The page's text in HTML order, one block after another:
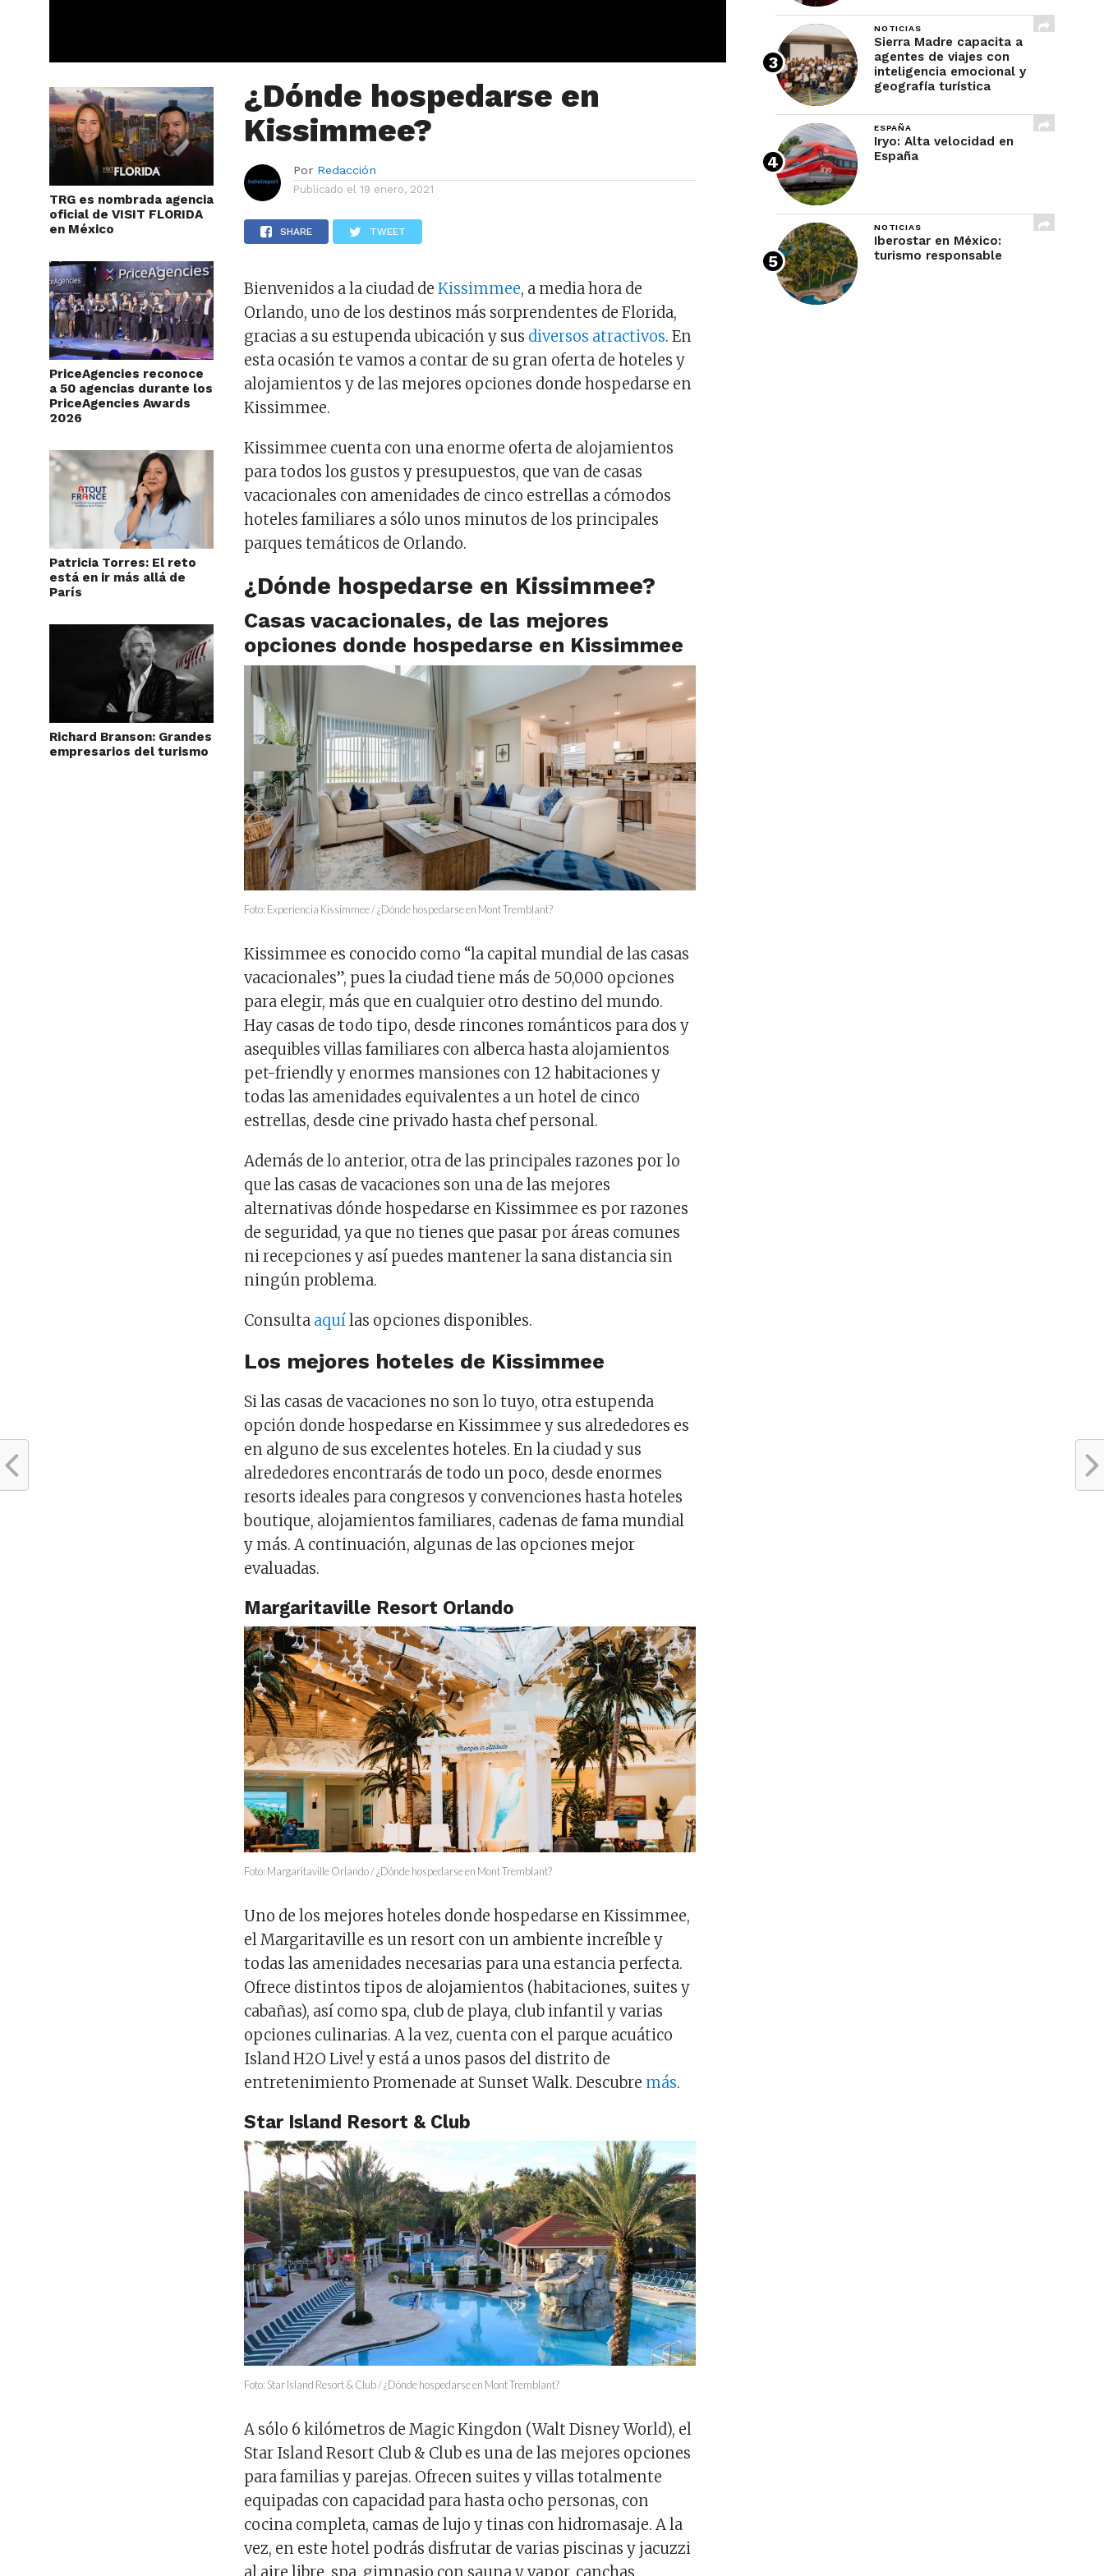
TRG es nombrada agencia
oficial de VISIT FLORIDA
en México
PriceAgencies reconoce
a 50 agencias durante los
PriceAgencies Awards
2026
Patricia Torres: El reto
está en ir más allá de
París
Richard Branson: Grandes
empresarios del turismo
¿Dónde hospedarse en
Kissimmee?
Por Redacción
Publicado el 19 enero, 2021
SHARE TWEET
Bienvenidos a la ciudad deKissimmee, a media hora de
Orlando, uno de los destinos más sorprendentes de Florida,
gracias a su estupenda ubicación y sus diversos atractivos. En
esta ocasión te vamos a contar de su gran oferta de hoteles y
alojamientos y de las mejores opciones donde hospedarse en
Kissimmee.
Kissimmee cuenta con una enorme oferta de alojamientos
para todos los gustos y presupuestos, que van de casas
vacacionales con amenidades de cinco estrellas a cómodos
hoteles familiares a sólo unos minutos de los principales
parques temáticos de Orlando.
¿Dónde hospedarse en Kissimmee?
Casas vacacionales, de las mejores
opciones donde hospedarse en Kissimmee
Foto: Experiencia Kissimmee / ¿Dónde hospedarse en Mont Tremblant?
Kissimmee es conocido como “la capital mundial de las casas
vacacionales”, pues la ciudad tiene más de 50,000 opciones
para elegir, más que en cualquier otro destino del mundo.
Hay casas de todo tipo, desde rincones románticos para dos y
asequibles villas familiares con alberca hasta alojamientos
pet-friendly y enormes mansiones con 12 habitaciones y
todas las amenidades equivalentes a un hotel de cinco
estrellas, desde cine privado hasta chef personal.
Además de lo anterior, otra de las principales razones por lo
que las casas de vacaciones son una de las mejores
alternativas dónde hospedarse en Kissimmee es por razones
de seguridad, ya que no tienes que pasar por áreas comunes
ni recepciones y así puedes mantener la sana distancia sin
ningún problema.
Consulta aquílas opciones disponibles.
Los mejores hoteles de Kissimmee
Si las casas de vacaciones no son lo tuyo, otra estupenda
opción donde hospedarse en Kissimmee y sus alrededores es
en alguno de sus excelentes hoteles. En la ciudad y sus
alrededores encontrarás de todo un poco, desde enormes
resorts ideales para congresos y convenciones hasta hoteles
boutique, alojamientos familiares, cadenas de fama mundial
y más. A continuación, algunas de las opciones mejor
evaluadas.
Margaritaville Resort Orlando
Foto: Margaritaville Orlando / ¿Dónde hospedarse en Mont Tremblant?
Uno de los mejores hoteles donde hospedarse en Kissimmee,
el Margaritaville es un resort con un ambiente increíble y
todas las amenidades necesarias para una estancia perfecta.
Ofrece distintos tipos de alojamientos (habitaciones, suites y
cabañas), así como spa, club de playa, club infantil y varias
opciones culinarias. A la vez, cuenta con el parque acuático
Island H2O Live! y está a unos pasos del distrito de
entretenimiento Promenade at Sunset Walk. Descubre más.
Star Island Resort & Club
Foto: Star Island Resort & Club / ¿Dónde hospedarse en Mont Tremblant?
A sólo 6 kilómetros de Magic Kingdon (Walt Disney World), el
Star Island Resort Club & Club es una de las mejores opciones
para familias y parejas. Ofrecen suites y villas totalmente
equipadas con capacidad para hasta ocho personas, con
cocina completa, camas de lujo y tinas con hidromasaje. A la
vez, en este hotel podrás disfrutar de varias piscinas y jacuzzi
NOTICIAS
Sierra Madre capacita a
agentes de viajes con
inteligencia emocional y
geografía turística
ESPAÑA
Iryo: Alta velocidad en
España
NOTICIAS
Iberostar en México:
turismo responsable